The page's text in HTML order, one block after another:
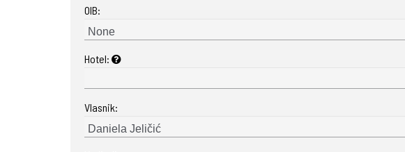
OIB:
Hotel:
Vlasnik: